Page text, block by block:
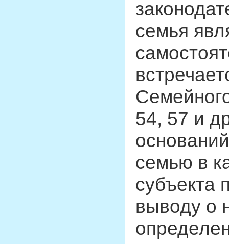
семья
54, 57 и
семью в
субъекта
выводу о